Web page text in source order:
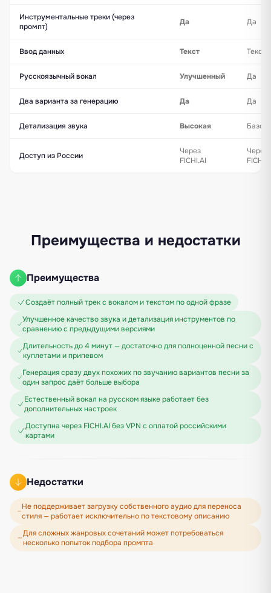
Инструментальные треки (через
промпт)
Да Да
Ввод данных Текст Текст
Русскоязычный вокал Улучшенный Да
Два варианта за генерацию Да Да
Детализация звука Высокая
Доступ из России
Через
FICHI.AI
Через
Преимущества и недостатки
Преимущества
Создаёт полный трек с вокалом и текстом по одной фразе
Улучшенное качество звука и детализация инструментов по
сравнению с предыдущими версиями
Длительность до 4 минут — достаточно для полноценной песни с
куплетами и припевом
Генерация сразу двух похожих по звучанию вариантов песни за
один запрос даёт больше выбора
Естественный вокал на русском языке работает без
дополнительных настроек
Доступна через FICHI.AI без VPN с оплатой российскими
картами
Недостатки
Не поддерживает загрузку собственного аудио для переноса
стиля — работает исключительно по текстовому описанию
Для сложных жанровых сочетаний может потребоваться
несколько попыток подбора промпта